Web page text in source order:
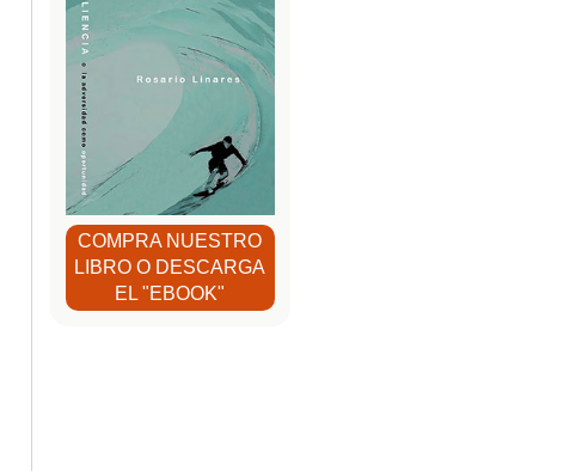
COMPRA NUESTRO
LIBRO O DESCARGA
EL "EBOOK"